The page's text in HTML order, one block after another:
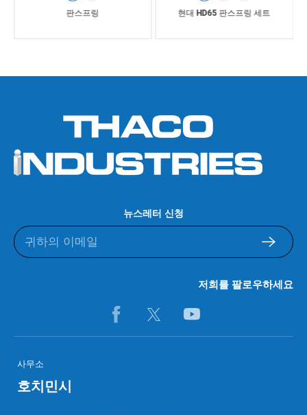
판스프링 현대 HD65 판스프링 세트
뉴스레터 신청
저희를 팔로우하세요
사무소
호치민시